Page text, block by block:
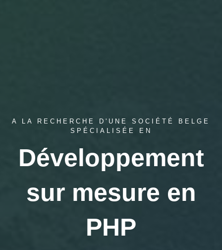
A LA RECHERCHE D'UNE SOCIÉTÉ BELGE
SPÉCIALISÉE EN
Développement
sur mesure en
PHP